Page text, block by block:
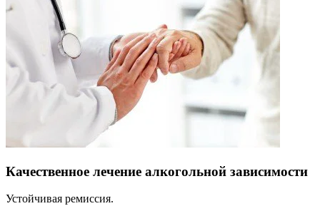
Качественное лечение алкогольной зависимости
Устойчивая ремиссия.